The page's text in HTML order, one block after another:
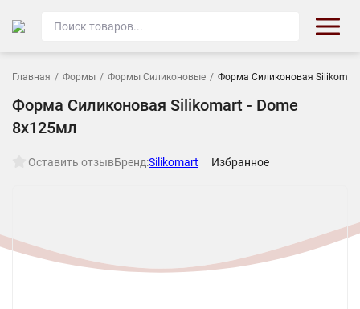
Главная / Формы / Формы Силиконовые / Форма Силиконовая
Форма Силиконовая Silikomart - Dome
8х125мл
Оставить отзывБренд:Silikomart Избранное